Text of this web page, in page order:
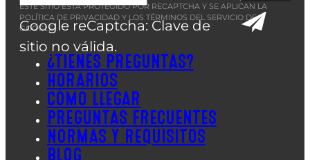
Google reCaptcha: Clave de
sitio no válida.
ESTE SITIO ESTÁ PROTEGIDO POR RECAPTCHA Y SE APLICAN LA
POLÍTICA DE PRIVACIDAD Y LOS TÉRMINOS DEL SERVICIO DE
GOOGLE.
¿TIENES PREGUNTAS?
HORARIOS
CÓMO LLEGAR
PREGUNTAS FRECUENTES
NORMAS Y REQUISITOS
BLOG